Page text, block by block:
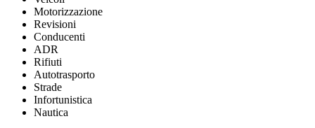
Motorizzazione
Revisioni
Conducenti
ADR
Rifiuti
Autotrasporto
Strade
Infortunistica
Nautica